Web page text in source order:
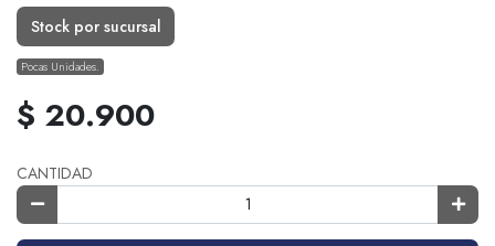
Stock por sucursal
Pocas Unidades.
$ 20.900
CANTIDAD